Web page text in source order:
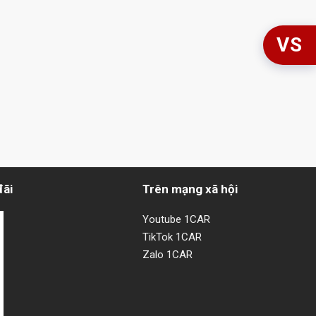
Trên mạng xã hội
Youtube 1CAR
TikTok 1CAR
Zalo 1CAR
VS